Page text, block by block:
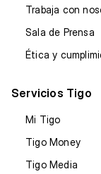
Trabaja con
Sala de Prensa
Ética y
Servicios Tigo
Mi Tigo
Tigo Money
Tigo Media